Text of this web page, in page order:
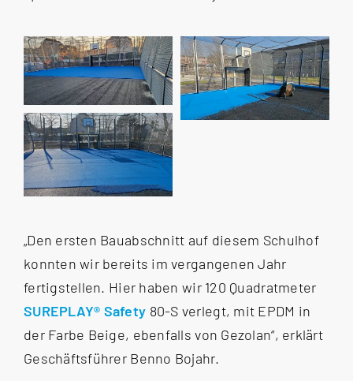
„Den ersten Bauabschnitt auf diesem Schulhof
konnten wir bereits im vergangenen Jahr
fertigstellen. Hier haben wir 120 Quadratmeter
SUREPLAY® Safety 80-S verlegt, mit EPDM in
der Farbe Beige, ebenfalls von Gezolan“, erklärt
Geschäftsführer Benno Bojahr.